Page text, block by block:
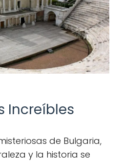
Increíbles
de Bulgaria,
y la historia se